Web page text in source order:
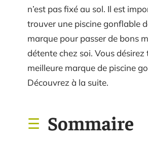
n’est pas fixé au sol. Il est
trouver une piscine gonflable
marque pour passer de bons
détente chez soi. Vous désirez
meilleure marque de piscine
Découvrez à la suite.
Sommaire